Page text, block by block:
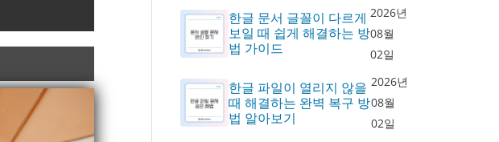
한글 문서 글꼴이 다르게
보일 때 쉽게 해결하는 방
법 가이드
2026년
08월
02일
한글 파일이 열리지 않을
때 해결하는 완벽 복구 방
법 알아보기
2026년
08월
02일